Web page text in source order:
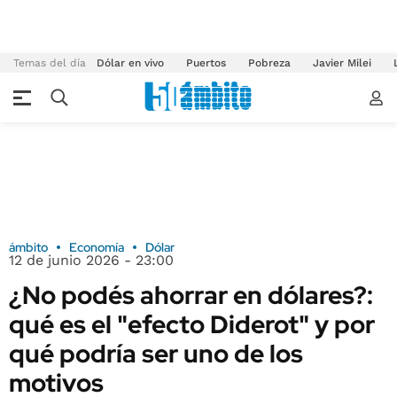
Temas del día Dólar en vivo Puertos Pobreza Javier Milei
ámbito Economía Dólar
12 de junio 2026 - 23:00
¿No podés ahorrar en dólares?:
qué es el "efecto Diderot" y por
qué podría ser uno de los
motivos